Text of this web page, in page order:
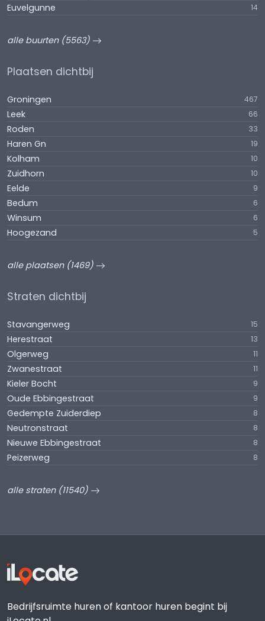
Euvelgunne 14
alle buurten (5563)
Plaatsen dichtbij
Groningen 467
Leek 66
Roden 33
Haren Gn 19
Kolham 10
Zuidhorn 10
Eelde 9
Bedum 6
Winsum 6
Hoogezand 5
alle plaatsen (1469)
Straten dichtbij
Stavangerweg 15
Herestraat 13
Olgerweg 11
Zwanestraat 11
Kieler Bocht 9
Oude Ebbingestraat 9
Gedempte Zuiderdiep 8
Neutronstraat 8
Nieuwe Ebbingestraat 8
Peizerweg 8
alle straten (11540)
Bedrijfsruimte huren of kantoor huren begint bij